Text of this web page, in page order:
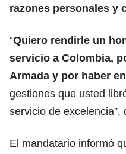
razones personales y
“Quiero rendirle un
servicio a Colombia,
Armada y por haber
gestiones que usted
servicio de excelencia”,
El mandatario informó